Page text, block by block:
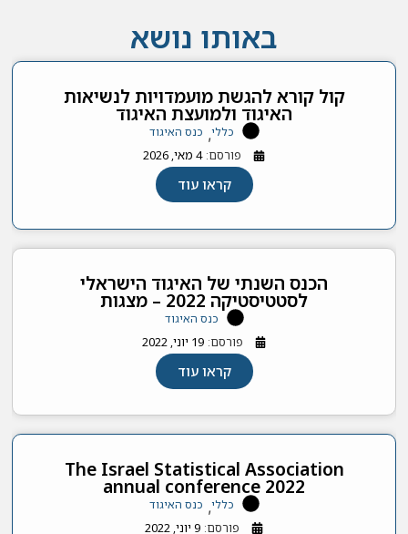
באותו נושא
קול קורא להגשת מועמדויות לנשיאות
האיגוד ולמועצת האיגוד
כללי, כנס האיגוד
פורסם: 4 מאי, 2026
קראו עוד
הכנס השנתי של האיגוד הישראלי
לסטטיסטיקה 2022 – מצגות
כנס האיגוד
פורסם: 19 יוני, 2022
קראו עוד
The Israel Statistical Association
annual conference 2022
כללי, כנס האיגוד
פורסם: 9 יוני, 2022